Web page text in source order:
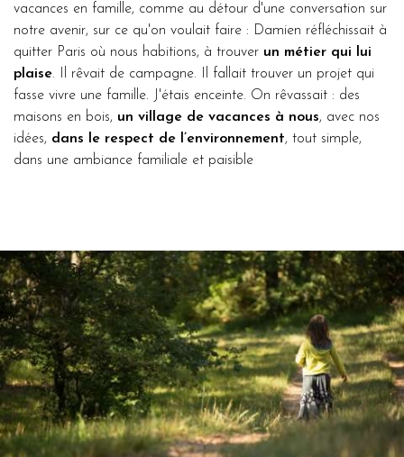
vacances en famille, comme au détour d'une conversation sur
notre avenir, sur ce qu'on voulait faire : Damien réfléchissait à
quitter Paris où nous habitions, à trouver un métier qui lui
plaise. Il rêvait de campagne. Il fallait trouver un projet qui
fasse vivre une famille. J'étais enceinte. On rêvassait : des
maisons en bois, un village de vacances à nous, avec nos
idées, dans le respect de l’environnement, tout simple,
dans une ambiance familiale et paisible